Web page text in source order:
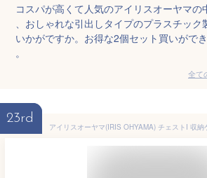
コスパが高くて人気のアイリスオーヤマの
、おしゃれな引出しタイプのプラスチッ
いかがですか。お得な2個セット買いがで
。
全て
23rd